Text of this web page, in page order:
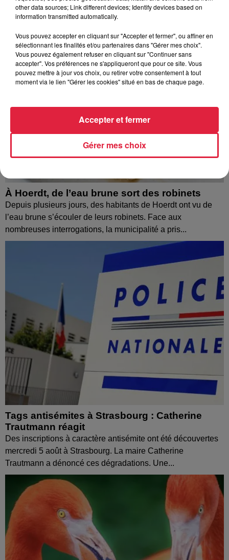
À Hoerdt, de l’eau brune sort des robinets
Depuis plusieurs jours, des habitants de Hoerdt ont vu de
l’eau brune s’écouler de leurs robinets. Face aux
nombreuses interrogations, la municipalité a pris...
Tags antisémites à Strasbourg : Catherine
Trautmann réagit
Des inscriptions à caractère antisémite ont été découvertes
mercredi 5 août à Strasbourg. La maire Catherine
Trautmann a dénoncé ces dégradations. Une...
other data sources; Link different devices; Identify devices based on
information transmitted automatically.
Vous pouvez accepter en cliquant sur "Accepter et fermer", ou affiner en
sélectionnant les finalités et/ou partenaires dans "Gérer mes choix".
Vous pouvez également refuser en cliquant sur "Continuer sans
accepter". Vos préférences ne s'appliqueront que pour ce site. Vous
pouvez mettre à jour vos choix, ou retirer votre consentement à tout
moment via le lien "Gérer les cookies" situé en bas de chaque page.
Gérer mes choix
Accepter et fermer